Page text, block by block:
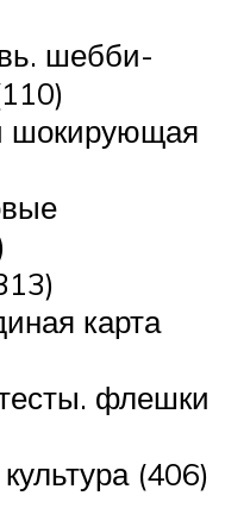
шебби-
шокирующая
карта
флешки
(406)